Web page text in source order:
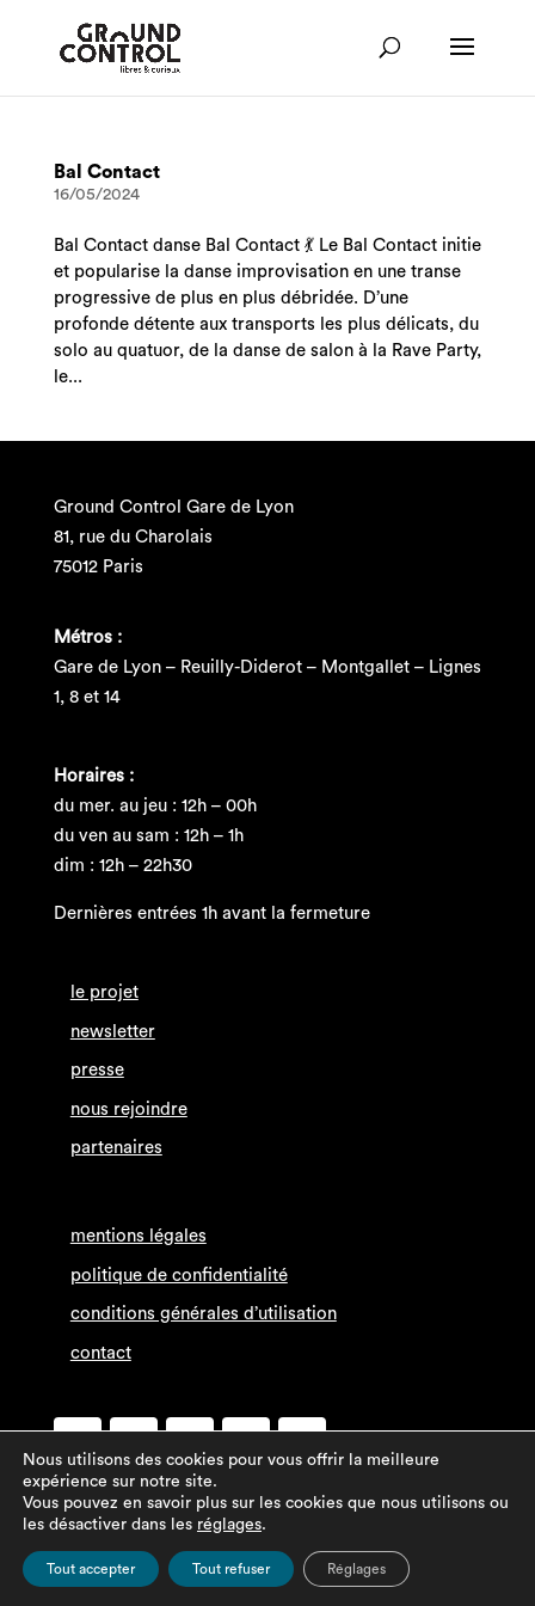
Bal Contact
16/05/2024
Bal Contact danse Bal Contact 💃 Le Bal Contact initie
et popularise la danse improvisation en une transe
progressive de plus en plus débridée. D’une
profonde détente aux transports les plus délicats, du
solo au quatuor, de la danse de salon à la Rave Party,
le...
Ground Control Gare de Lyon
81, rue du Charolais
75012 Paris
Métros :
Gare de Lyon – Reuilly-Diderot – Montgallet – Lignes
1, 8 et 14
Horaires :
du mer. au jeu : 12h – 00h
du ven au sam : 12h – 1h
dim : 12h – 22h30
Dernières entrées 1h avant la fermeture
le projet
newsletter
presse
nous rejoindre
partenaires
mentions légales
politique de confidentialité
conditions générales d’utilisation
contact
Nous utilisons des cookies pour vous offrir la meilleure
expérience sur notre site.
Vous pouvez en savoir plus sur les cookies que nous utilisons ou
les désactiver dans les réglages.
Tout accepter Tout refuser Réglages